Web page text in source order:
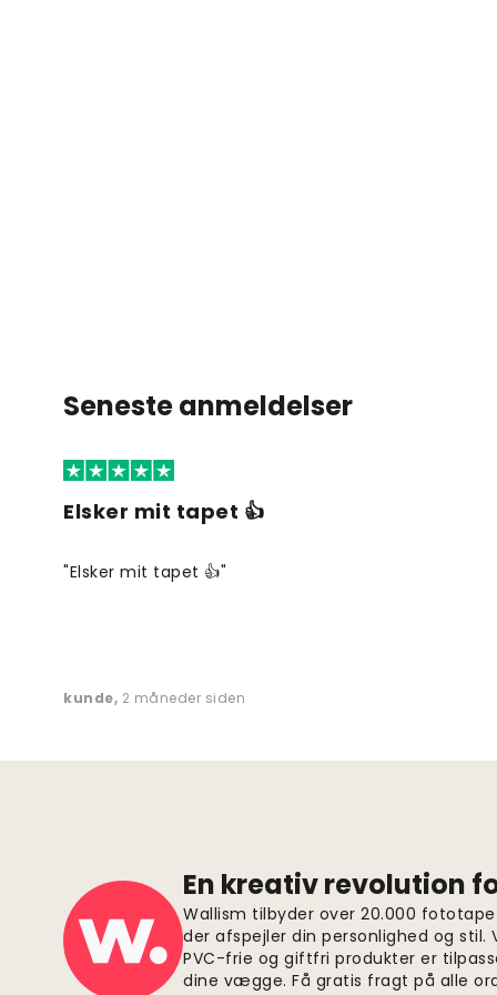
Seneste anmeldelser
Elsker mit tapet 👍
"Elsker mit tapet 👍"
kunde, 2 måneder siden
En kreativ revolution
Wallism tilbyder over 20.000
der afspejler din personlighed og stil.
PVC-frie og giftfri produkter er
dine vægge. Få gratis fragt på alle